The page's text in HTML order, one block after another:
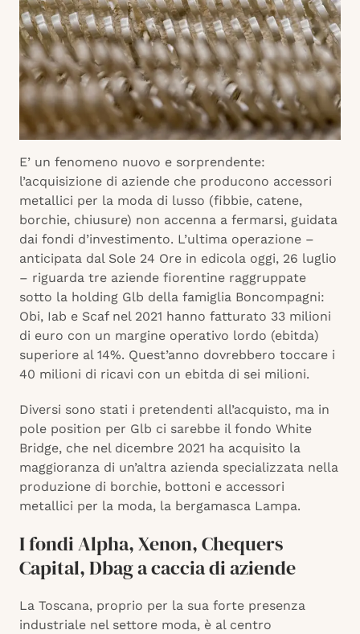
E’ un fenomeno nuovo e sorprendente:
l’acquisizione di aziende che producono accessori
metallici per la moda di lusso (fibbie, catene,
borchie, chiusure) non accenna a fermarsi, guidata
dai fondi d’investimento. L’ultima operazione –
anticipata dal Sole 24 Ore in edicola oggi, 26 luglio
– riguarda tre aziende fiorentine raggruppate
sotto la holding Glb della famiglia Boncompagni:
Obi, Iab e Scaf nel 2021 hanno fatturato 33 milioni
di euro con un margine operativo lordo (ebitda)
superiore al 14%. Quest’anno dovrebbero toccare i
40 milioni di ricavi con un ebitda di sei milioni.
Diversi sono stati i pretendenti all’acquisto, ma in
pole position per Glb ci sarebbe il fondo White
Bridge, che nel dicembre 2021 ha acquisito la
maggioranza di un’altra azienda specializzata nella
produzione di borchie, bottoni e accessori
metallici per la moda, la bergamasca Lampa.
I fondi Alpha, Xenon, Chequers
Capital, Dbag a caccia di aziende
La Toscana, proprio per la sua forte presenza
industriale nel settore moda, è al centro